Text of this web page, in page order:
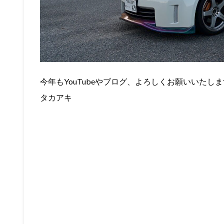
今年もYouTubeやブログ、よろしくお願いいたし
タカアキ